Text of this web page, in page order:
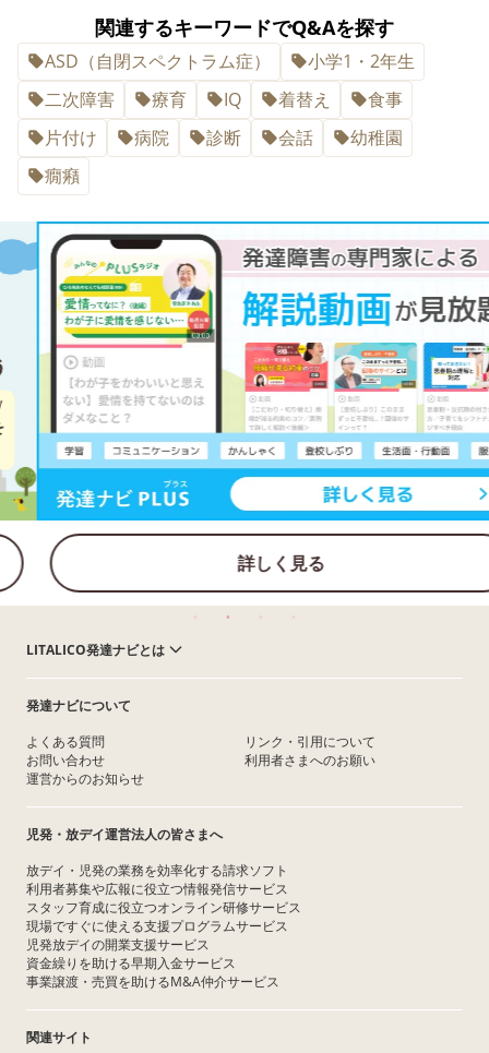
関連するキーワードでQ&Aを探す
ASD（自閉スペクトラム症）
小学1・2年生
二次障害
療育 IQ 着替え
食事
片付け
病院 診断 会話
幼稚園
癇癪
詳しく見る
LITALICO発達ナビとは
発達ナビについて
よくある質問
お問い合わせ
運営からのお知らせ
リンク・引用について
利用者さまへのお願い
児発・放デイ運営法人の皆さまへ
放デイ・児発の業務を効率化する請求ソフト
利用者募集や広報に役立つ情報発信サービス
スタッフ育成に役立つオンライン研修サービス
現場ですぐに使える支援プログラムサービス
児発放デイの開業支援サービス
資金繰りを助ける早期入金サービス
事業譲渡・売買を助けるM&A仲介サービス
関連サイト